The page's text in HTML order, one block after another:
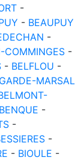
-
- BEAUPUY
-
COMMINGES -
- BELFLOU -
MARSAL
BENQUE -
-
-
- BIOULE -